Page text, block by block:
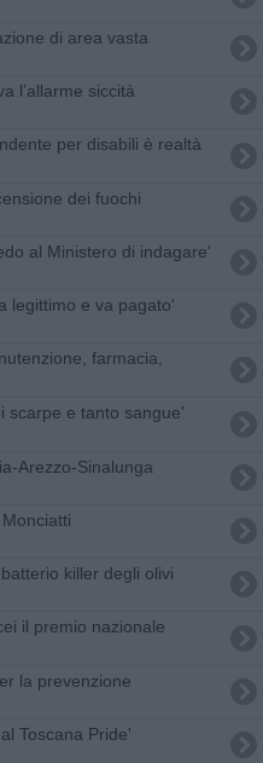
di area vasta
l’allarme siccità
per disabili è realtà
dei fuochi
al Ministero di indagare'
legittimo e va pagato'
farmacia,
scarpe e tanto sangue'
Arezzo-Sinalunga
killer degli olivi
il premio nazionale
la prevenzione
Toscana Pride'